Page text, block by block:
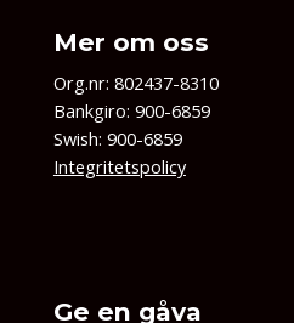
Mer om oss
Org.nr: 802437-8310
Bankgiro: 900-6859
Swish: 900-6859
Integritetspolicy
Ge en gåva